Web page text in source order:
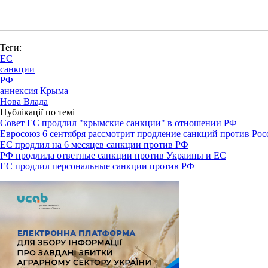
Теги:
ЕС
санкции
РФ
аннексия Крыма
Нова Влада
Публікації по темі
Совет ЕС продлил "крымские санкции" в отношении РФ
Евросоюз 6 сентября рассмотрит продление санкций против
ЕС продлил на 6 месяцев санкции против РФ
РФ продлила ответные санкции против Украины и ЕС
ЕС продлил персональные санкции против РФ